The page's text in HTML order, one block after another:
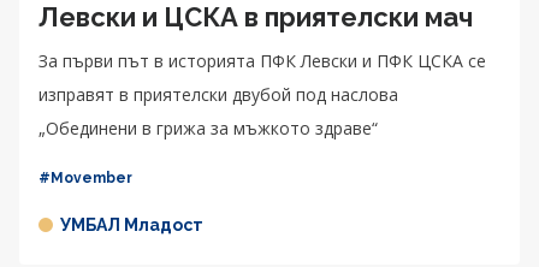
Левски и ЦСКА в приятелски мач
За първи път в историята ПФК Левски и ПФК ЦСКА се
изправят в приятелски двубой под наслова
„Обединени в грижа за мъжкото здраве“
#Movember
УМБАЛ Младост